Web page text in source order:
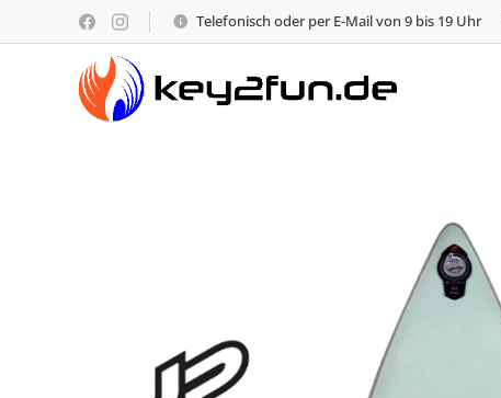
Telefonisch oder per E-Mail von 9 bis 19 Uhr